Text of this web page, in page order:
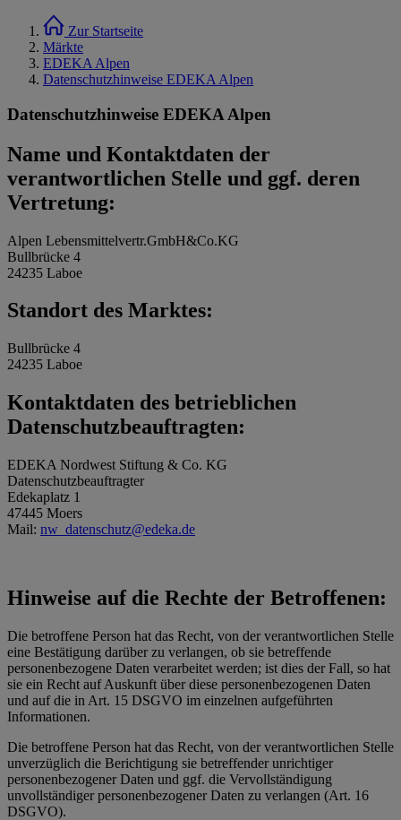
Zur Startseite
Märkte
EDEKA Alpen
Datenschutzhinweise EDEKA Alpen
Datenschutzhinweise EDEKA Alpen
Name und Kontaktdaten der
verantwortlichen Stelle und ggf. deren
Vertretung:
Alpen Lebensmittelvertr.GmbH&Co.KG
Bullbrücke 4
24235 Laboe
Standort des Marktes:
Bullbrücke 4
24235 Laboe
Kontaktdaten des betrieblichen
Datenschutzbeauftragten:
EDEKA Nordwest Stiftung & Co. KG
Datenschutzbeauftragter
Edekaplatz 1
47445 Moers
Mail: nw_datenschutz@edeka.de
Hinweise auf die Rechte der Betroffenen:
Die betroffene Person hat das Recht, von der verantwortlichen Stelle
eine Bestätigung darüber zu verlangen, ob sie betreffende
personenbezogene Daten verarbeitet werden; ist dies der Fall, so hat
sie ein Recht auf Auskunft über diese personenbezogenen Daten
und auf die in Art. 15 DSGVO im einzelnen aufgeführten
Informationen.
Die betroffene Person hat das Recht, von der verantwortlichen Stelle
unverzüglich die Berichtigung sie betreffender unrichtiger
personenbezogener Daten und ggf. die Vervollständigung
unvollständiger personenbezogener Daten zu verlangen (Art. 16
DSGVO).